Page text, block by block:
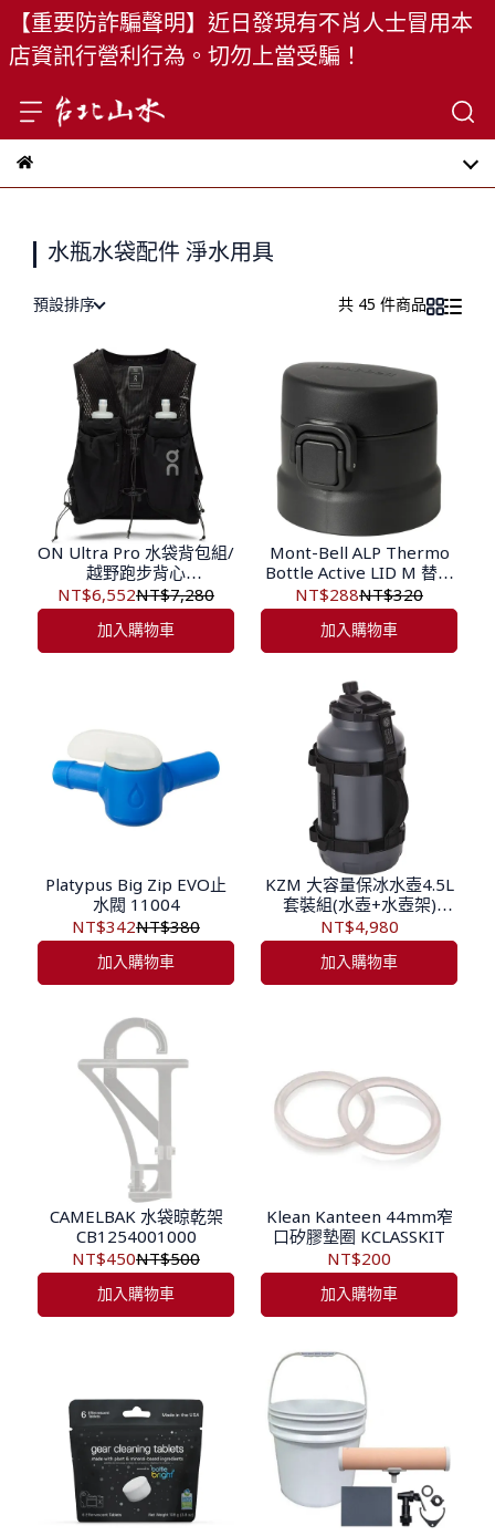
【重要防詐騙聲明】近日發現有不肖人士冒用本
店資訊行營利行為。切勿上當受騙！
水瓶水袋配件 淨水用具
預設排序 共 45 件商品
ON Ultra Pro 水袋背包組/
越野跑步背心
ON2UF30130553 黑
NT$6,552NT$7,280
加入購物車
Mont-Bell ALP Thermo
Bottle Active LID M 替換
彈蓋 1134262
NT$288NT$320
加入購物車
Platypus Big Zip EVO止
水閥 11004
NT$342NT$380
加入購物車
KZM 大容量保冰水壺4.5L
套裝組(水壺+水壺架)
K25T3K04/K25T3K05
NT$4,980
加入購物車
CAMELBAK 水袋晾乾架
CB1254001000
NT$450NT$500
加入購物車
Klean Kanteen 44mm窄
口矽膠墊圈 KCLASSKIT
NT$200
加入購物車